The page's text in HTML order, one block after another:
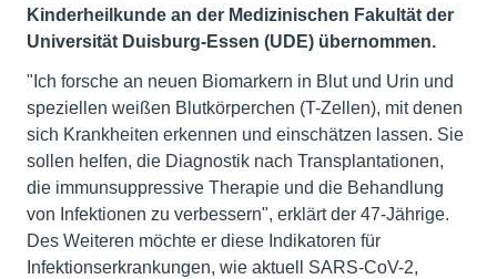
Kinderheilkunde an der Medizinischen Fakultät der
Universität Duisburg-Essen (UDE) übernommen.
"Ich forsche an neuen Biomarkern in Blut und Urin und
speziellen weißen Blutkörperchen (T-Zellen), mit denen
sich Krankheiten erkennen und einschätzen lassen. Sie
sollen helfen, die Diagnostik nach Transplantationen,
die immunsuppressive Therapie und die Behandlung
von Infektionen zu verbessern", erklärt der 47-Jährige.
Des Weiteren möchte er diese Indikatoren für
Infektionserkrankungen, wie aktuell SARS-CoV-2,